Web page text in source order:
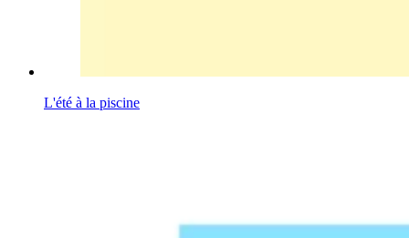
L'été à la piscine